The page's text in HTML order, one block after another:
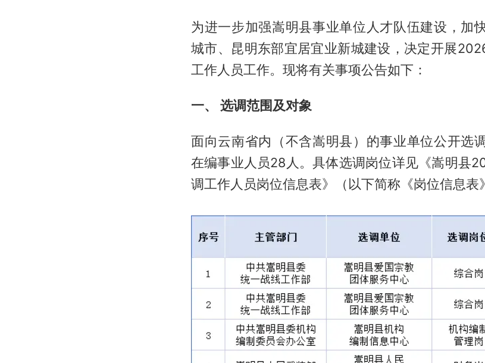
为进一步加强嵩明县事业单位人才队伍建设，加
城市、昆明东部宜居宜业新城建设，决定开展
工作人员工作。现将有关事项公告如下：
一、 选调范围及对象
面向云南省内（不含嵩明县）的事业单位公开选
在编事业人员28人。具体选调岗位详见《嵩明县
调工作人员岗位信息表》（以下简称《岗位信息表